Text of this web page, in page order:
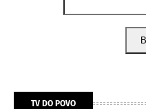
TV DO POVO